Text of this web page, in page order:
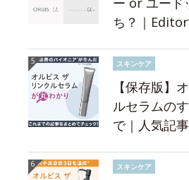
ち？｜
スキンケア
【保存版】
ルセラムの
で｜人気記
スキンケア